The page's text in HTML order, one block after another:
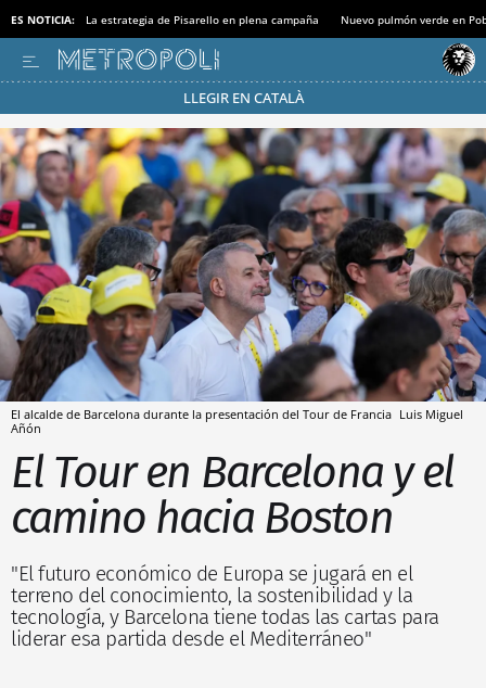
ES NOTICIA: La estrategia de Pisarello en plena campaña Nuevo pulmón verde en
LLEGIR EN CATALÀ
Pásate al MODO AHORRO
El alcalde de Barcelona durante la presentación del Tour de Francia Luis Miguel
Añón
El Tour en Barcelona y el
camino hacia Boston
"El futuro económico de Europa se jugará en el
terreno del conocimiento, la sostenibilidad y la
tecnología, y Barcelona tiene todas las cartas para
liderar esa partida desde el Mediterráneo"